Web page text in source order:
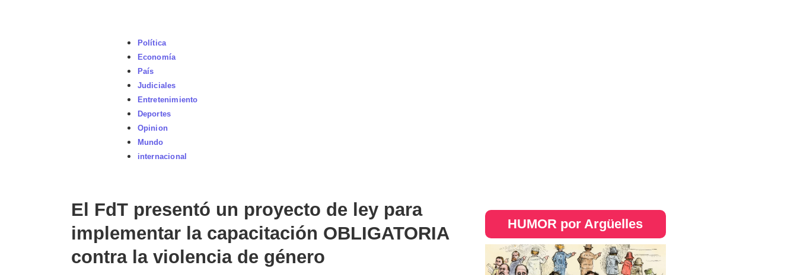
Política
Economía
País
Judiciales
Entretenimiento
Deportes
Opinion
Mundo
internacional
El FdT presentó un proyecto de ley para
implementar la capacitación OBLIGATORIA
contra la violencia de género
HUMOR por Argüelles​